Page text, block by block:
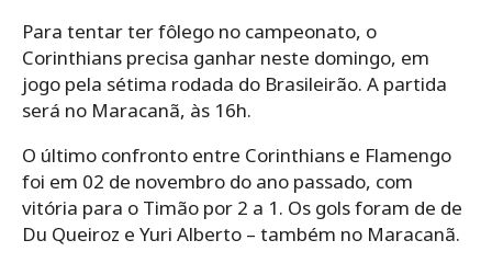
Para tentar ter fôlego no campeonato, o
Corinthians precisa ganhar neste domingo, em
jogo pela sétima rodada do Brasileirão. A partida
será no Maracanã, às 16h.
O último confronto entre Corinthians e Flamengo
foi em 02 de novembro do ano passado, com
vitória para o Timão por 2 a 1. Os gols foram de de
Du Queiroz e Yuri Alberto – também no Maracanã.